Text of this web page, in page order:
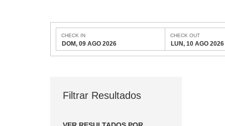
CHECK IN
DOM, 09 AGO 2026
CHECK OUT
LUN, 10 AGO 2026
Filtrar Resultados